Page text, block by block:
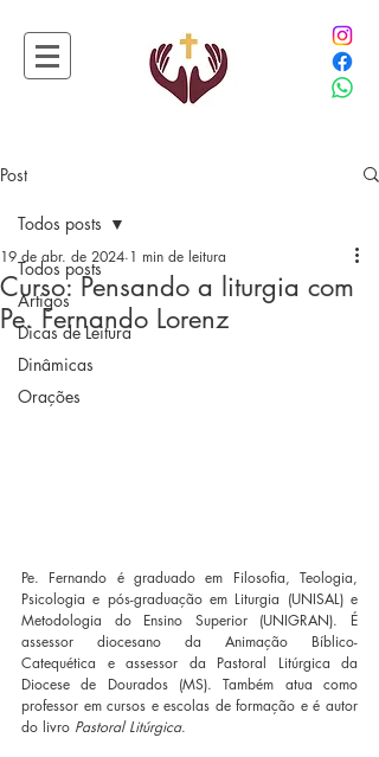
Post
Todos posts
Artigos
Dicas de Leitura
Dinâmicas
Orações
Todos posts
Curso: Pensando a liturgia com
Pe. Fernando Lorenz
19 de abr. de 2024 1 min de leitura
Pe. Fernando é graduado em Filosofia, Teologia,
Psicologia e pós-graduação em Liturgia (UNISAL) e
Metodologia do Ensino Superior (UNIGRAN). É
assessor diocesano da Animação Bíblico-
Catequética e assessor da Pastoral Litúrgica da
Diocese de Dourados (MS). Também atua como
professor em cursos e escolas de formação e é autor
do livro Pastoral Litúrgica.